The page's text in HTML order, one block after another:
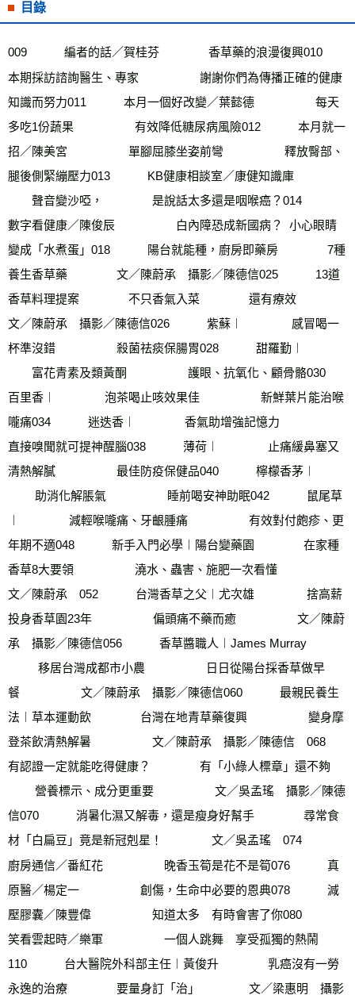
目錄
009　        編者的話／賀桂芬　　        香草藥的浪漫復興010
本期採訪諮詢醫生、專家　        　　謝謝你們為傳播正確的健康
知識而努力011　        本月一個好改變／葉懿德　　　        每天
多吃1份蔬果　        　　有效降低糖尿病風險012　        本月就一
招／陳美宮　        　　單腳屈膝坐姿前彎　        　　釋放臀部、
腿後側緊繃壓力013　        KB健康相談室／康健知識庫
聲音變沙啞，        　　是說話太多還是咽喉癌？014
數字看健康／陳俊辰　        　　白內障恐成新國病？  小心眼睛
變成「水煮蛋」018　        陽台就能種，廚房即藥房　　        7種
養生香草藥        　　文／陳蔚承　攝影／陳德信025　        13道
香草料理提案        　　不只香氣入菜　　        還有療效
文／陳蔚承　攝影／陳德信026　        紫蘇︱        　　感冒喝一
杯準沒錯　        　　殺菌祛痰保腸胃028　        甜羅勤︱
富花青素及類黃酮　        　　護眼、抗氧化、顧骨骼030
百里香︱        　　泡茶喝止咳效果佳　        　　新鮮葉片能治喉
嚨痛034　        迷迭香︱　　        香氣助增強記憶力
直接嗅聞就可提神醒腦038　        薄荷︱        　　止痛緩鼻塞又
清熱解膩　        　　最佳防疫保健品040　        檸檬香茅︱
助消化解脹氣　      　　  睡前喝安神助眠042　        鼠尾草
︱       　　 減輕喉嚨痛、牙齦腫痛　       　　 有效對付皰疹、更
年期不適048　        新手入門必學︱陽台變藥園       　　 在家種
香草8大要領　       　　 澆水、蟲害、施肥一次看懂
文／陳蔚承　052　        台灣香草之父︱尤次雄        　　 捨高薪
投身香草園23年　       　　 偏頭痛不藥而癒　        　　文／陳蔚
承　攝影／陳德信056　        香草醬職人︱James Murray
移居台灣成都市小農　      　　  日日從陽台採香草做早
餐　       　　 文／陳蔚承　攝影／陳德信060　        最親民養生
法︱草本運動飲       　　 台灣在地青草藥復興　       　　 變身摩
登茶飲清熱解暑　       　　 文／陳蔚承　攝影／陳德信　068
有認證一定就能吃得健康？       　　 有「小綠人標章」還不夠
營養標示、成分更重要　       　　 文／吳孟瑤　攝影／陳德
信070　        消暑化濕又解毒，還是瘦身好幫手       　　 尋常食
材「白扁豆」竟是新冠剋星！        　　文／吳孟瑤　074
廚房通信／番紅花　       　　 晚香玉筍是花不是筍076　        真
原醫／楊定一　        　　創傷，生命中必要的恩典078　        減
壓膠囊／陳豐偉　       　　 知道太多　有時會害了你080
笑看雲起時／樂軍　       　　 一個人跳舞　享受孤獨的熱鬧
110　        台大醫院外科部主任︱黃俊升       　　 乳癌沒有一勞
永逸的治療      　　  要量身訂「治」       　　 文／梁惠明　攝影